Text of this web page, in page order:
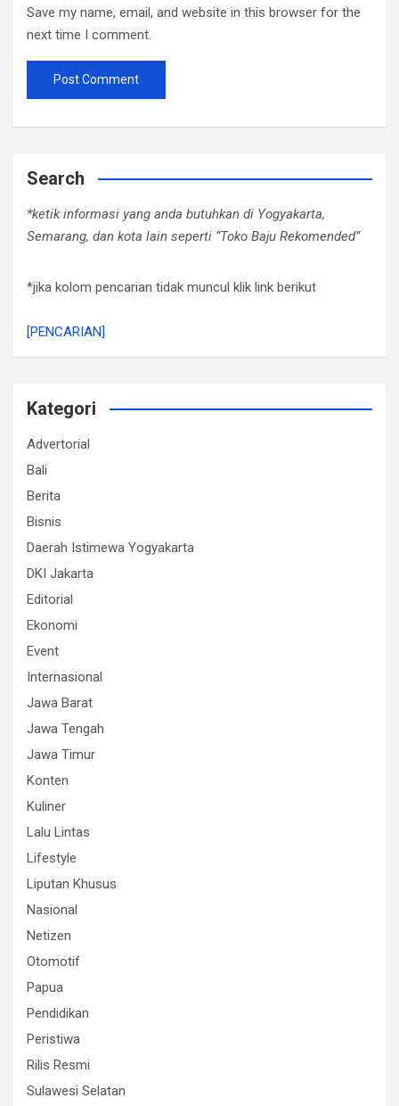
Save my name, email, and website in this browser for the
next time I comment.
Search
*ketik informasi yang anda butuhkan di Yogyakarta,
Semarang, dan kota lain seperti “Toko Baju Rekomended”
*jika kolom pencarian tidak muncul klik link berikut
[PENCARIAN]
Kategori
Advertorial
Bali
Berita
Bisnis
Daerah Istimewa Yogyakarta
DKI Jakarta
Editorial
Ekonomi
Event
Internasional
Jawa Barat
Jawa Tengah
Jawa Timur
Konten
Kuliner
Lalu Lintas
Lifestyle
Liputan Khusus
Nasional
Netizen
Otomotif
Papua
Pendidikan
Peristiwa
Rilis Resmi
Sulawesi Selatan